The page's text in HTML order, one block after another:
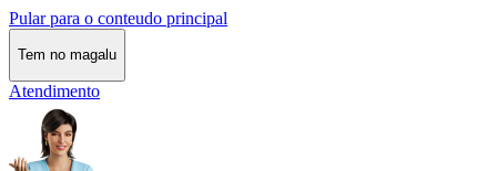
Pular para o conteudo principal
Tem no magalu
Atendimento